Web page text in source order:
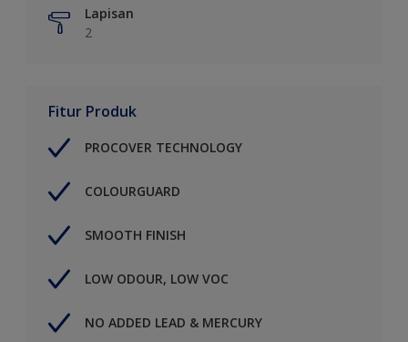
Lapisan
2
Fitur Produk
PROCOVER TECHNOLOGY
COLOURGUARD
SMOOTH FINISH
LOW ODOUR, LOW VOC
NO ADDED LEAD & MERCURY